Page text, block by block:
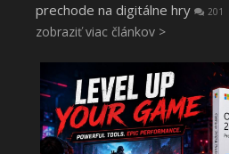
prechode na digitálne hry
201
zobraziť viac článkov >